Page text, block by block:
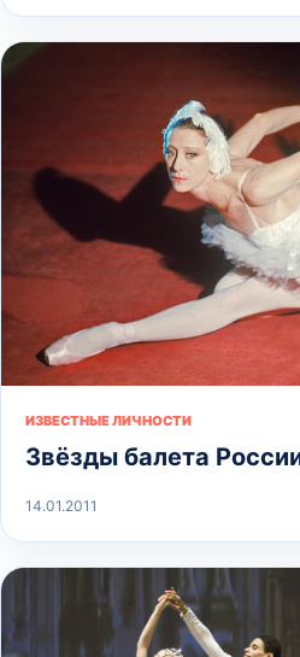
ИЗВЕСТНЫЕ ЛИЧНОСТИ
Звёзды балета
14.01.2011